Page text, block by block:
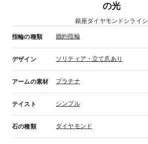
の光
銀座ダイヤモンドシライシ
指輪の種類 婚約指輪
デザイン ソリティア・立て爪あり
アームの素材 プラチナ
テイスト シンプル
石の種類 ダイヤモンド